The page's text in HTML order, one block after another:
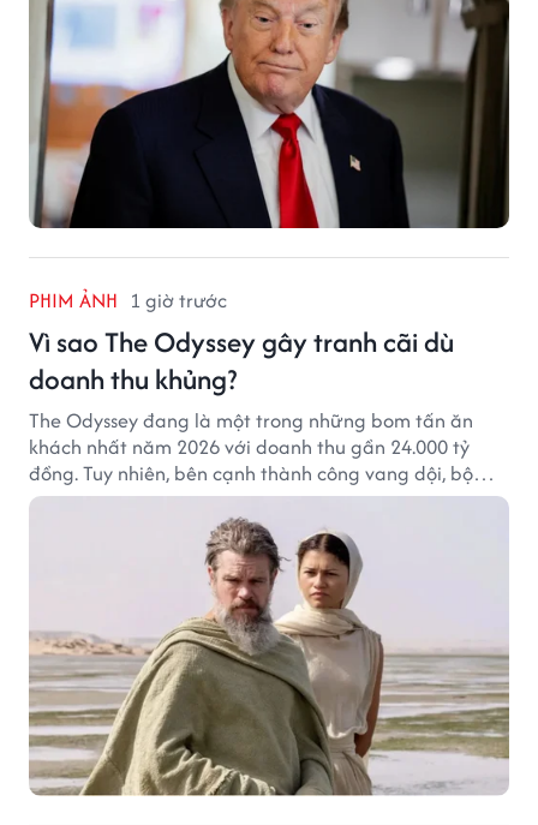
PHIM ẢNH 1 giờ trước
Vì sao The Odyssey gây tranh cãi dù
doanh thu khủng?
The Odyssey đang là một trong những bom tấn ăn
khách nhất năm 2026 với doanh thu gần 24.000 tỷ
đồng. Tuy nhiên, bên cạnh thành công vang dội, bộ
phim của Christopher Nolan cũng vấp phải không ít
tranh cãi từ khán giả.